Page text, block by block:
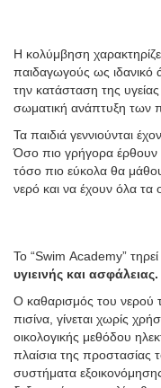
Η κολύμβηση
παιδαγωγούς ως ιδανικό
την κατάσταση της
σωματική ανάπτυξη των
Τα παιδιά γεννιούνται
Όσο πιο γρήγορα έρθουν
τόσο πιο εύκολα θα
νερό και να έχουν όλα τα
Το “Swim Academy” τηρεί
υγιεινής και ασφάλειας.
Ο καθαρισμός του νερού
πισίνα, γίνεται χωρίς
οικολογικής μεθόδου
πλαίσια της προστασίας
συστήματα